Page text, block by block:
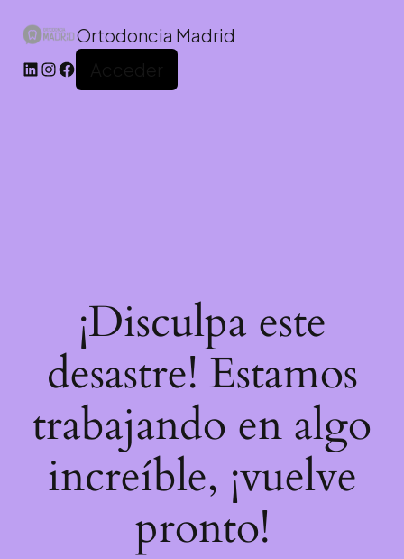
Ortodoncia Madrid
¡Disculpa este
desastre! Estamos
trabajando en algo
increíble, ¡vuelve
pronto!